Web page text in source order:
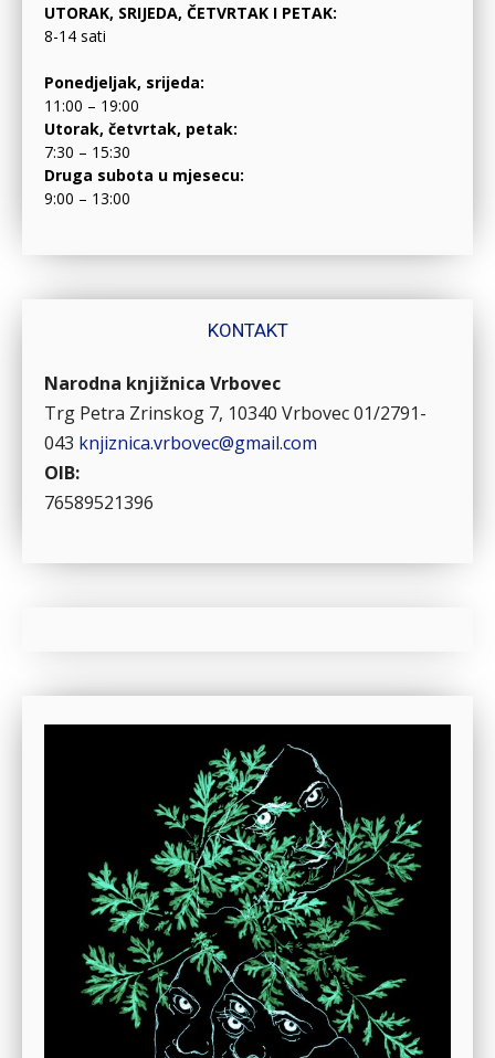
UTORAK, SRIJEDA, ČETVRTAK I PETAK:
8-14 sati
Ponedjeljak, srijeda:
11:00 – 19:00
Utorak, četvrtak, petak:
7:30 – 15:30
Druga subota u mjesecu:
9:00 – 13:00
KONTAKT
Narodna knjižnica Vrbovec
Trg Petra Zrinskog 7, 10340 Vrbovec01/2791-
043 knjiznica.vrbovec@gmail.com
OIB:
76589521396